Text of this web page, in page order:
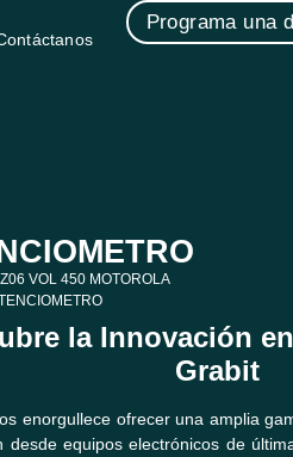
Programa una
VOL 450 MOTOROLA
la Innovación
Grabit
enorgullece ofrecer una amplia
desde equipos electrónicos de